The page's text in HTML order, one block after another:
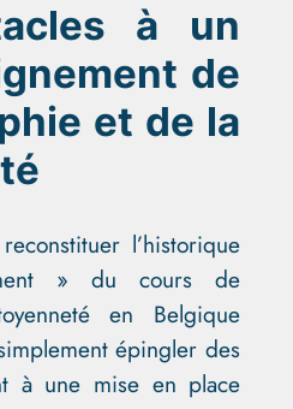
à un
de
et de la
l’historique
» du cours de
en Belgique
épingler des
à une mise en place